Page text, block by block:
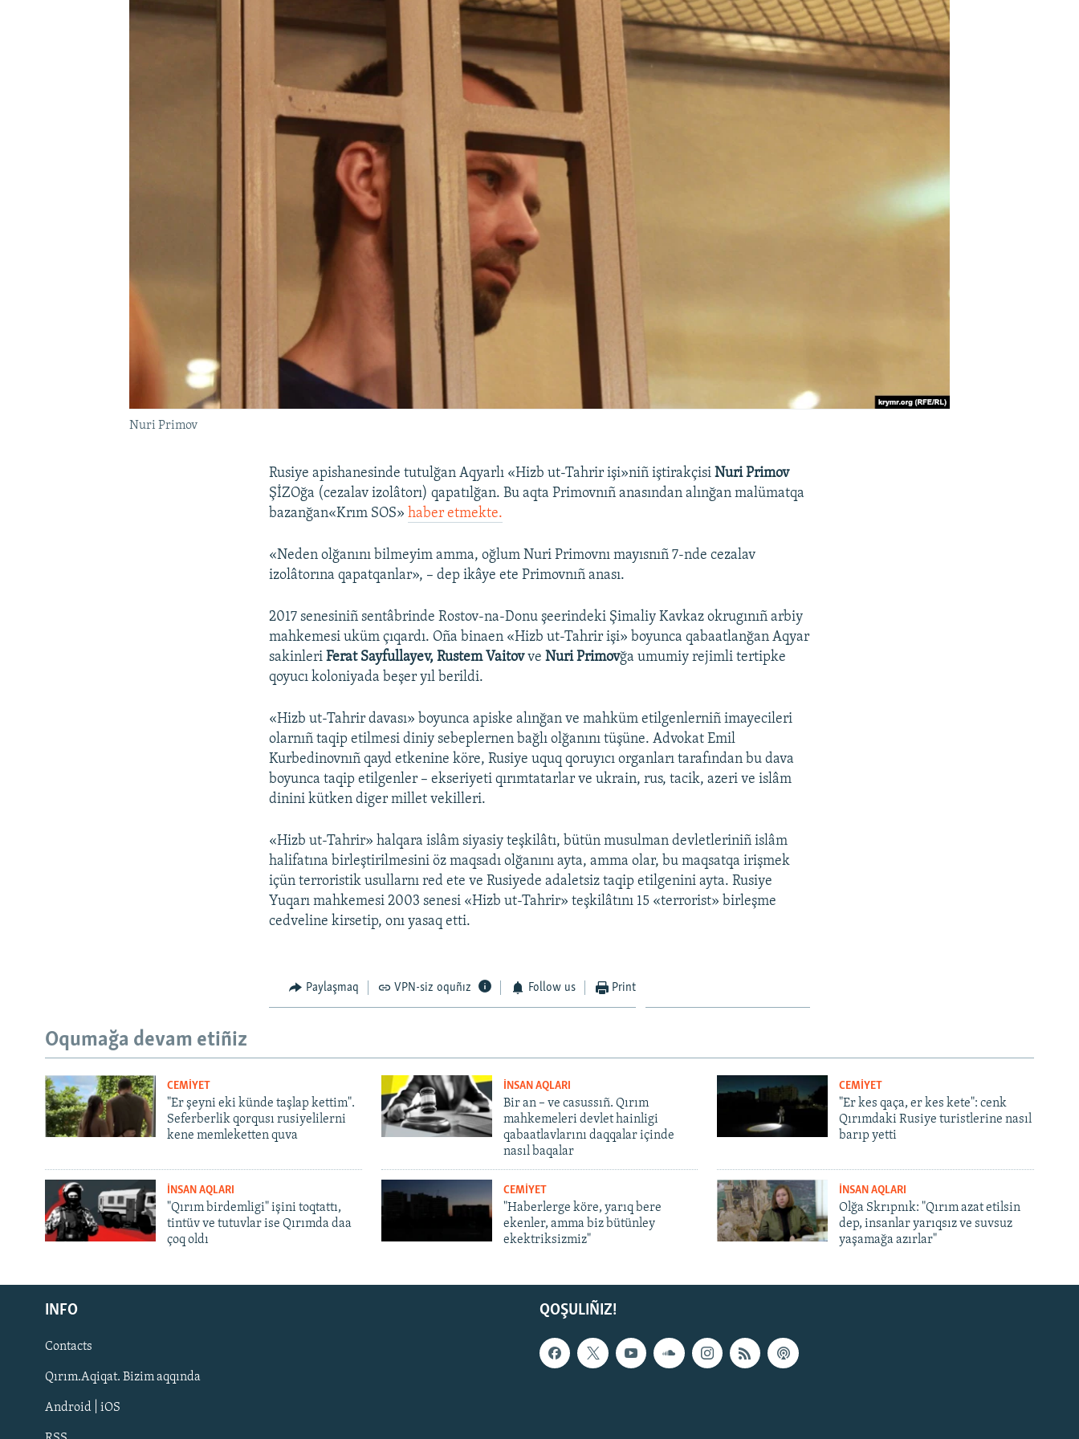
Русский
Українською
QOŞULIÑIZ!
Nuri Primov
Rusiye apishanesinde tutulğan Aqyarlı «Hizb ut-Tahrir işi»niñ iştirakçisiNuri Primov
ŞİZOğa (cezalav izolâtorı) qapatılğan. Bu aqta Primovnıñ anasından alınğan malümatqa
bazanğan«Krım SOS»haber etmekte.
«Neden olğanını bilmeyim amma, oğlum Nuri Primovnı mayısnıñ 7-nde cezalav
izolâtorına qapatqanlar», – dep ikâye ete Primovnıñ anası.
2017 senesiniñ sentâbrinde Rostov-na-Donu şeerindeki Şimaliy Kavkaz okrugınıñ arbiy
mahkemesi uküm çıqardı. Oña binaen «Hizb ut-Tahrir işi» boyunca qabaatlanğan Aqyar
sakinleriFerat Sayfullayev, Rustem VaitovveNuri Primovğa umumiy rejimli tertipke
qoyucı koloniyada beşer yıl berildi.
«Hizb ut-Tahrir davası» boyunca apiske alınğan ve mahküm etilgenlerniñ imayecileri
olarnıñ taqip etilmesi diniy sebeplernen bağlı olğanını tüşüne. Advokat Emil
Kurbedinovnıñ qayd etkenine köre, Rusiye uquq qoruyıcı organları tarafından bu dava
boyunca taqip etilgenler – ekseriyeti qırımtatarlar ve ukrain, rus, tacik, azeri ve islâm
dinini kütken diger millet vekilleri.
«Hizb ut-Tahrir» halqara islâm siyasiy teşkilâtı, bütün musulman devletleriniñ islâm
halifatına birleştirilmesini öz maqsadı olğanını ayta, amma olar, bu maqsatqa irişmek
içün terroristik usullarnı red ete ve Rusiyede adaletsiz taqip etilgenini ayta. Rusiye
Yuqarı mahkemesi 2003 senesi «Hizb ut-Tahrir» teşkilâtını 15 «terrorist» birleşme
cedveline kirsetip, onı yasaq etti.
Paylaşmaq VPN-siz oquñız Follow us Print
Oqumağa devam etiñiz
CEMİYET
"Er şeyni eki künde taşlap kettim".
Seferberlik qorqusı rusiyelilerni
kene memleketten quva
İNSAN AQLARI
Bir an – ve casussıñ. Qırım
mahkemeleri devlet hainligi
qabaatlavlarını daqqalar içinde
nasıl baqalar
CEMİYET
"Er kes qaça, er kes kete": cenk
Qırımdaki Rusiye turistlerine nasıl
barıp yetti
İNSAN AQLARI
"Qırım birdemligi" işini toqtattı,
tintüv ve tutuvlar ise Qırımda daa
çoq oldı
CEMİYET
"Haberlerge köre, yarıq bere
ekenler, amma biz bütünley
ekektriksizmiz"
İNSAN AQLARI
Olğa Skrıpnık: "Qırım azat etilsin
dep, insanlar yarıqsız ve suvsuz
yaşamağa azırlar"
QOŞULIÑIZ!
INFO
Contacts
Qırım.Aqiqat. Bizim aqqında
Android | iOS